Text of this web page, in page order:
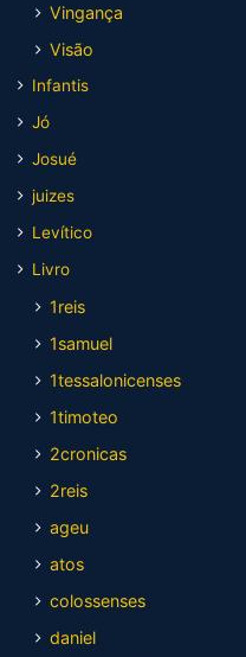
Vingança
Visão
Infantis
Jó
Josué
juizes
Levítico
Livro
1reis
1samuel
1tessalonicenses
1timoteo
2cronicas
2reis
ageu
atos
colossenses
daniel